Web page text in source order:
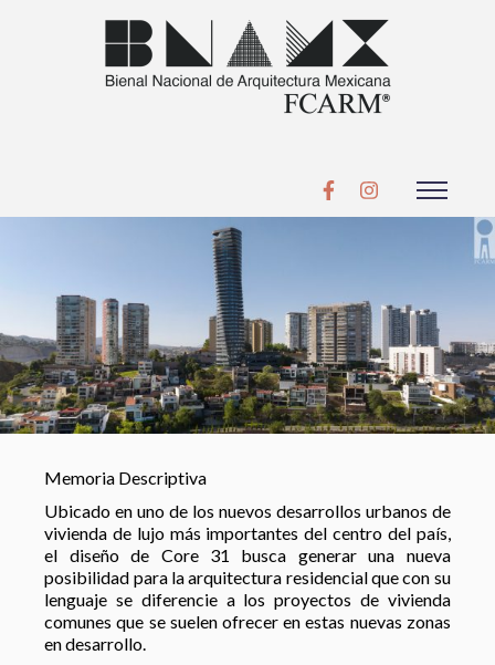
Memoria Descriptiva
Ubicado en uno de los nuevos desarrollos urbanos de
vivienda de lujo más importantes del centro del país,
el diseño de Core 31 busca generar una nueva
posibilidad para la arquitectura residencial que con su
lenguaje se diferencie a los proyectos de vivienda
comunes que se suelen ofrecer en estas nuevas zonas
en desarrollo.